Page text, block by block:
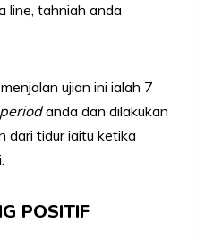
line, tahniah anda
ujian ini ialah 7
anda dan dilakukan
dari tidur iaitu ketika
POSITIF